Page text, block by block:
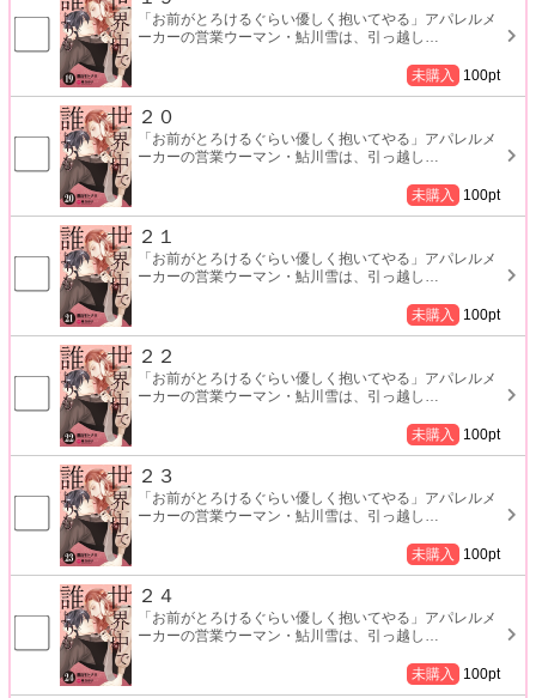
「お前がとろけるぐらい優しく抱いてやる」アパレルメ
ーカーの営業ウーマン・鮎川雪は、引っ越し …
未購入 100pt
２０
「お前がとろけるぐらい優しく抱いてやる」アパレルメ
ーカーの営業ウーマン・鮎川雪は、引っ越し …
未購入 100pt
２１
「お前がとろけるぐらい優しく抱いてやる」アパレルメ
ーカーの営業ウーマン・鮎川雪は、引っ越し …
未購入 100pt
２２
「お前がとろけるぐらい優しく抱いてやる」アパレルメ
ーカーの営業ウーマン・鮎川雪は、引っ越し …
未購入 100pt
２３
「お前がとろけるぐらい優しく抱いてやる」アパレルメ
ーカーの営業ウーマン・鮎川雪は、引っ越し …
未購入 100pt
２４
「お前がとろけるぐらい優しく抱いてやる」アパレルメ
ーカーの営業ウーマン・鮎川雪は、引っ越し …
未購入 100pt